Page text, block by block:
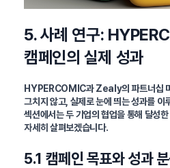
5. 사례 연구:
캠페인의 실제 성과
HYPERCOMIC과 Zealy의 파트너십
그치지 않고, 실제로 눈에 띄는 성과를 이
섹션에서는 두 기업의 협업을 통해 달성
자세히 살펴보겠습니다.
5.1 캠페인 목표와 성과